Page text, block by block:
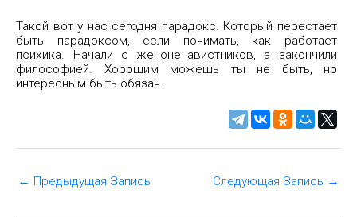
Такой вот у нас сегодня парадокс. Который перестает
быть парадоксом, если понимать, как работает
психика. Начали с женоненавистников, а закончили
философией. Хорошим можешь ты не быть, но
интересным быть обязан.
← Предыдущая Запись Следующая Запись →